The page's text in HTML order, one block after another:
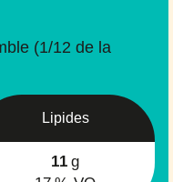
(1/12 de la
Lipides
11 g